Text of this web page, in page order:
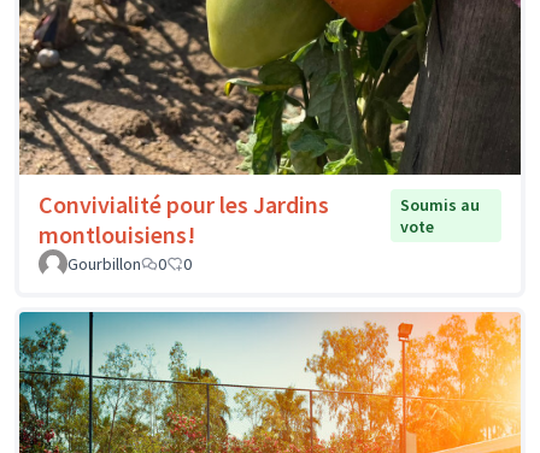
Convivialité pour les Jardins
montlouisiens!
Soumis au
vote
Gourbillon
0 0